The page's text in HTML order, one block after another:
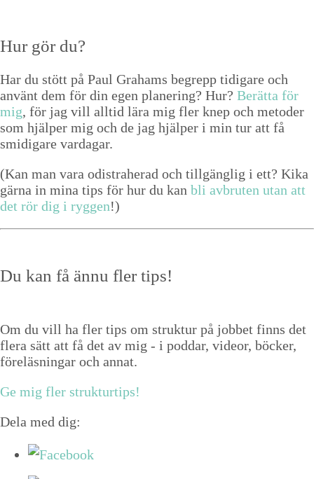
Hur gör du?
Har du stött på Paul Gra­hams begrepp tidi­gare och
använt dem för din egen planer­ing? Hur? Berät­ta för
mig, för jag vill alltid lära mig fler knep och metoder
som hjälper mig och de jag hjälper i min tur att få
smidi­gare vardagar.
(Kan man vara odis­tra­her­ad och till­gäng­lig i ett? Kika
gär­na in mina tips för hur du kan bli avbruten utan att
det rör dig i ryggen!)
Du kan få ännu fler tips!
Om du vill ha fler tips om struktur på jobbet finns det
flera sätt att få det av mig - i poddar, videor, böcker,
föreläsningar och annat.
Ge mig fler strukturtips!
Dela med dig: